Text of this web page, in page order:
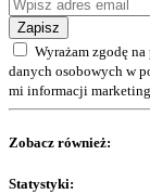
Zapisz
Wyrażam zgodę na
danych osobowych w
mi informacji
Zobacz również:
Statystyki: